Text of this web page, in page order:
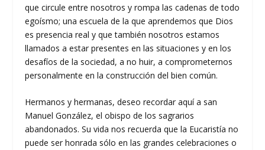
que circule entre nosotros y rompa las cadenas de todo
egoísmo; una escuela de la que aprendemos que Dios
es presencia real y que también nosotros estamos
llamados a estar presentes en las situaciones y en los
desafíos de la sociedad, a no huir, a comprometernos
personalmente en la construcción del bien común.
Hermanos y hermanas, deseo recordar aquí a san
Manuel González, el obispo de los sagrarios
abandonados. Su vida nos recuerda que la Eucaristía no
puede ser honrada sólo en las grandes celebraciones o